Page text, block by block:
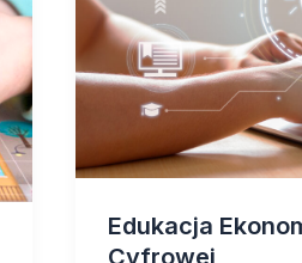
Edukacja
Cyfrowej